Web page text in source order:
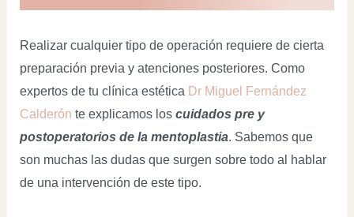
Realizar cualquier tipo de operación requiere de cierta
preparación previa y atenciones posteriores. Como
expertos de tu clínica estética Dr Miguel Fernández
Calderón te explicamos los cuidados pre y
postoperatorios de la mentoplastia. Sabemos que
son muchas las dudas que surgen sobre todo al hablar
de una intervención de este tipo.